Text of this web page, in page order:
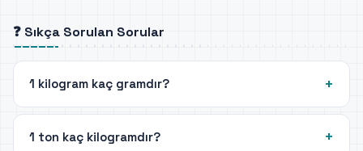
❓ Sıkça Sorulan Sorular
1 kilogram kaç gramdır?
1 ton kaç kilogramdır?